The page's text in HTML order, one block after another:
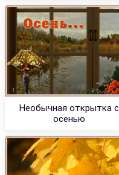
Необычная открытка с
осенью